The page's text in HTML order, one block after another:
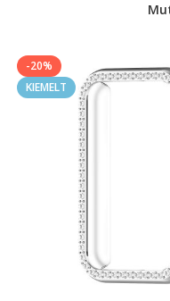
-20%
KIEMELT